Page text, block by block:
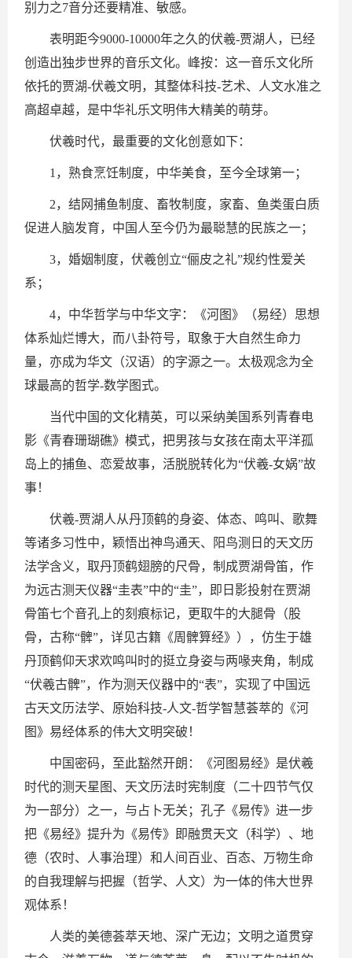
别力之7音分还要精准、敏感。
表明距今9000-10000年之久的伏羲-贾湖人，已经
创造出独步世界的音乐文化。峰按：这一音乐文化所
依托的贾湖-伏羲文明，其整体科技-艺术、人文水准之
高超卓越，是中华礼乐文明伟大精美的萌芽。
伏羲时代，最重要的文化创意如下：
1，熟食烹饪制度，中华美食，至今全球第一；
2，结网捕鱼制度、畜牧制度，家畜、鱼类蛋白质
促进人脑发育，中国人至今仍为最聪慧的民族之一；
3，婚姻制度，伏羲创立“俪皮之礼”规约性爱关
系；
4，中华哲学与中华文字：《河图》（易经）思想
体系灿烂博大，而八卦符号，取象于大自然生命力
量，亦成为华文（汉语）的字源之一。太极观念为全
球最高的哲学-数学图式。
当代中国的文化精英，可以采纳美国系列青春电
影《青春珊瑚礁》模式，把男孩与女孩在南太平洋孤
岛上的捕鱼、恋爱故事，活脱脱转化为“伏羲-女娲”故
事！
伏羲-贾湖人从丹顶鹤的身姿、体态、鸣叫、歌舞
等诸多习性中，颖悟出神鸟通天、阳鸟测日的天文历
法学含义，取丹顶鹤翅膀的尺骨，制成贾湖骨笛，作
为远古测天仪器“圭表”中的“圭”，即日影投射在贾湖
骨笛七个音孔上的刻痕标记，更取牛的大腿骨（股
骨，古称“髀”，详见古籍《周髀算经》），仿生于雄
丹顶鹤仰天求欢鸣叫时的挺立身姿与两喙夹角，制成
“伏羲古髀”，作为测天仪器中的“表”，实现了中国远
古天文历法学、原始科技-人文-哲学智慧荟萃的《河
图》易经体系的伟大文明突破！
中国密码，至此豁然开朗：《河图易经》是伏羲
时代的测天星图、天文历法时宪制度（二十四节气仅
为一部分）之一，与占卜无关；孔子《易传》进一步
把《易经》提升为《易传》即融贯天文（科学）、地
德（农时、人事治理）和人间百业、百态、万物生命
的自我理解与把握（哲学、人文）为一体的伟大世界
观体系！
人类的美德荟萃天地、深广无边；文明之道贯穿